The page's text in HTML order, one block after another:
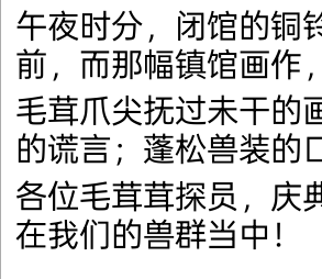
午夜时分，闭馆的铜
前，而那幅镇馆画作
毛茸爪尖抚过未干的
的谎言；蓬松兽装的
各位毛茸茸探员，
在我们的兽群当中！